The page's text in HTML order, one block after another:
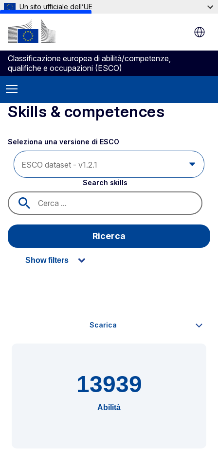
Skip to main content
Un sito ufficiale dell’UE
Classificazione europea di abilità/competenze,
qualifiche e occupazioni (ESCO)
Skills & competences
Seleziona una versione di ESCO
Search skills
Ricerca
Show filters
13939
Abilità